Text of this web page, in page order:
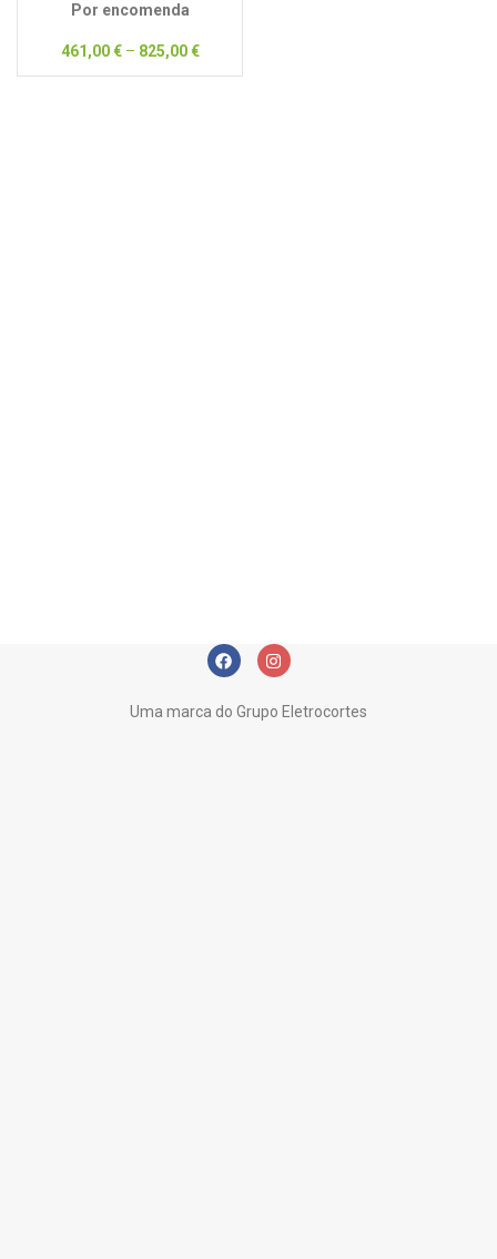
Por encomenda
461,00€– 825,00€
Uma marca do Grupo Eletrocortes